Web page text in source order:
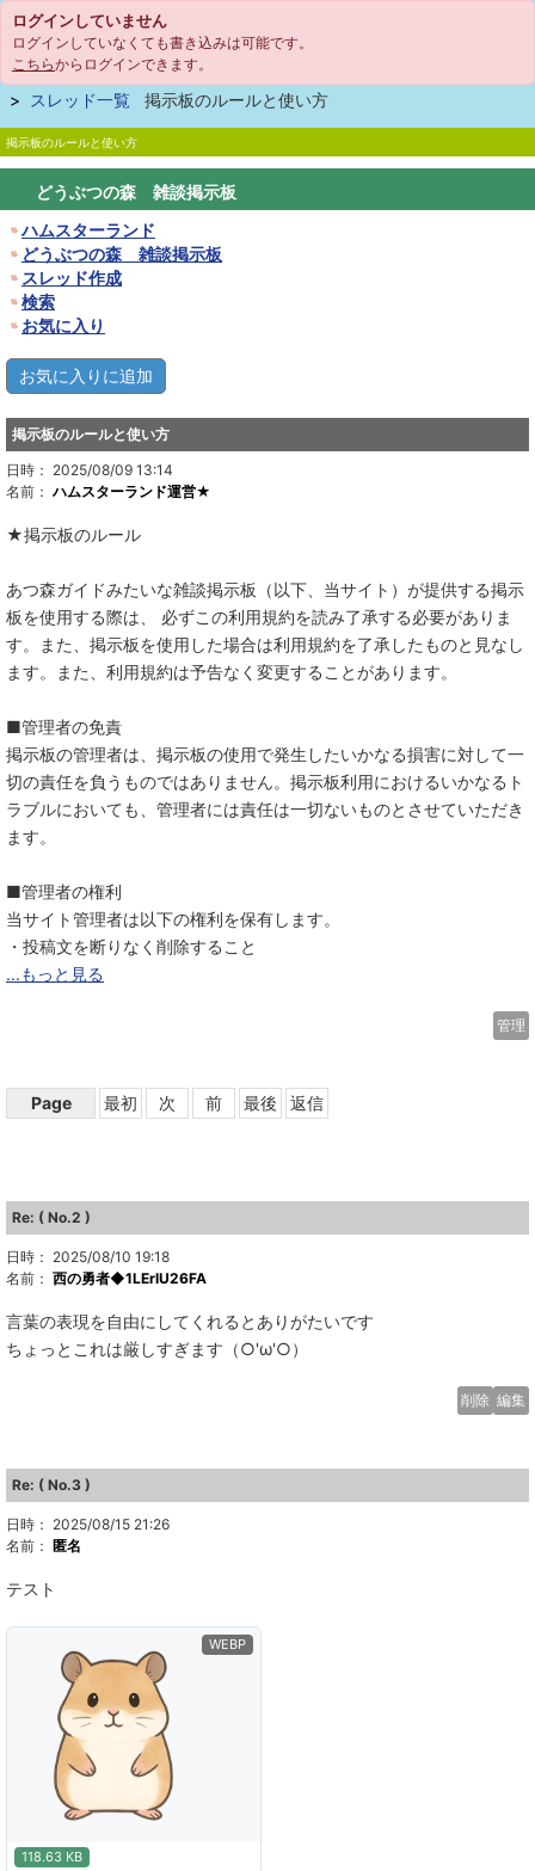
ログインしていません
ログインしていなくても書き込みは可能です。
こちらからログインできます。
スレッド一覧 掲示板のルールと使い方
掲示板のルールと使い方
どうぶつの森 雑談掲示板
ハムスターランド
どうぶつの森 雑談掲示板
スレッド作成
検索
お気に入り
掲示板のルールと使い方
日時： 2025/08/09 13:14
名前：ハムスターランド運営★
★掲示板のルール
あつ森ガイドみたいな雑談掲示板（以下、当サイト）が提供する掲示
板を使用する際は、 必ずこの利用規約を読み了承する必要がありま
す。また、掲示板を使用した場合は利用規約を了承したものと見なし
ます。また、利用規約は予告なく変更することがあります。
■管理者の免責
掲示板の管理者は、掲示板の使用で発生したいかなる損害に対して一
切の責任を負うものではありません。掲示板利用におけるいかなるト
ラブルにおいても、管理者には責任は一切ないものとさせていただき
ます。
■管理者の権利
当サイト管理者は以下の権利を保有します。
・投稿文を断りなく削除すること
...もっと見る
管理
Page 最初 次 前 最後 返信
Re: ( No.2 )
日時： 2025/08/10 19:18
名前： 西の勇者◆1LErlU26FA
言葉の表現を自由にしてくれるとありがたいです
ちょっとこれは厳しすぎます（○'ω'○）
編集
削除
Re: ( No.3 )
日時： 2025/08/15 21:26
名前： 匿名
テスト
118.63 KB
WEBP